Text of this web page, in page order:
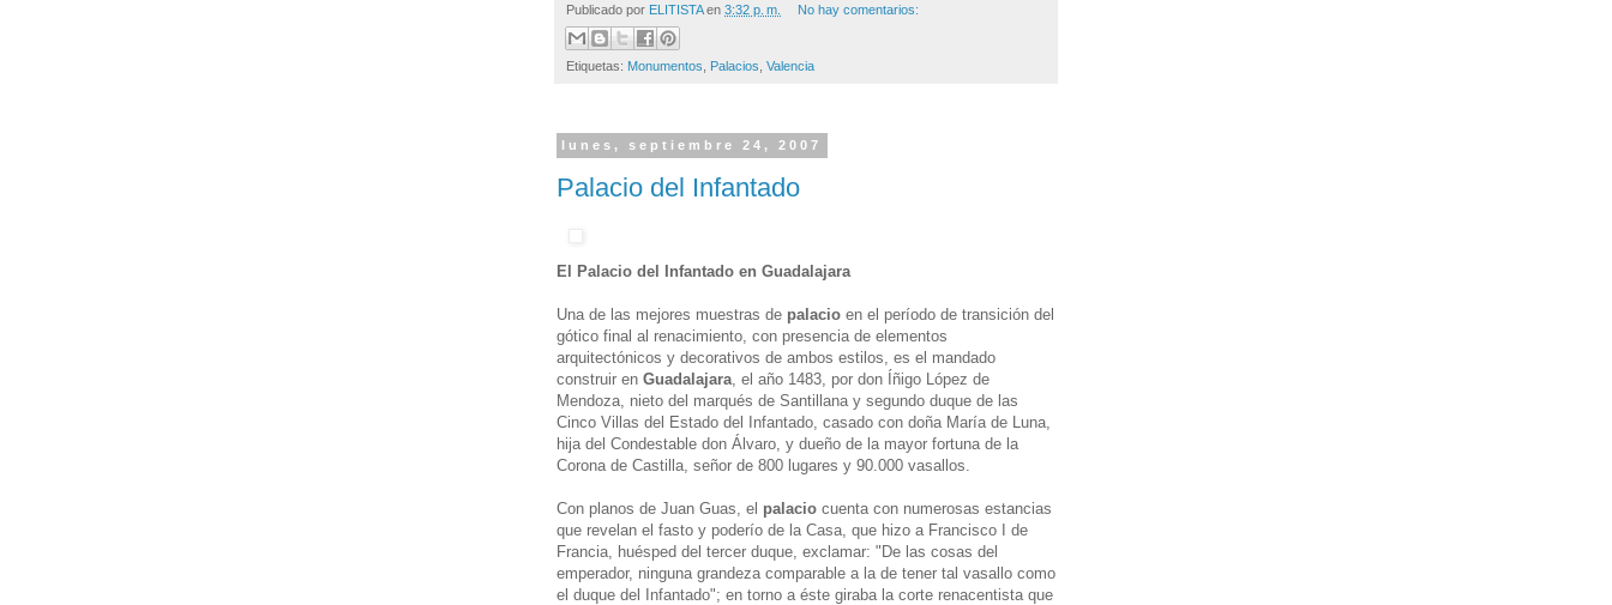
Publicado por ELITISTA en 3:32 p. m. No hay comentarios:
Etiquetas: Monumentos Palacios Valencia
lunes, septiembre 24, 2007
Palacio del Infantado
El Palacio del Infantado en Guadalajara
Una de las mejores muestras de palacio en el período de transición del
gótico final al renacimiento, con presencia de elementos
arquitectónicos y decorativos de ambos estilos, es el mandado
construir en Guadalajara , el año 1483, por don Íñigo López de
Mendoza, nieto del marqués de Santillana y segundo duque de las
Cinco Villas del Estado del Infantado, casado con doña María de Luna,
hija del Condestable don Álvaro, y dueño de la mayor fortuna de la
Corona de Castilla, señor de 800 lugares y 90.000 vasallos.
Con planos de Juan Guas, el palacio cuenta con numerosas estancias
que revelan el fasto y poderío de la Casa, que hizo a Francisco I de
Francia, huésped del tercer duque, exclamar: "De las cosas del
emperador, ninguna grandeza comparable a la de tener tal vasallo como
el duque del Infantado"; en torno a éste giraba la corte renacentista que